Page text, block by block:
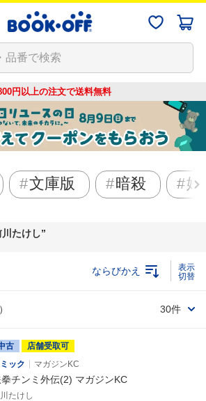
円以上の注文で送料無料
文庫版 暗殺 姫
たけし
ならびかえ
30件
古
店舗受取可
ック
マガジンKC
チンミ外伝(2) マガジンKC
たけし